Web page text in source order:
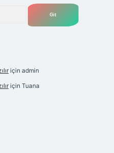
için admin
için Tuana